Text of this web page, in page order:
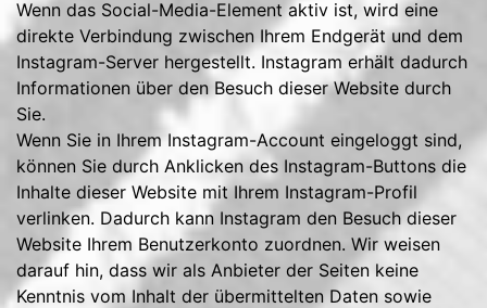
Wenn das Social-Media-Element aktiv ist, wird eine
direkte Verbindung zwischen Ihrem Endgerät und dem
Instagram-Server hergestellt. Instagram erhält dadurch
Informationen über den Besuch dieser Website durch
Sie.
Wenn Sie in Ihrem Instagram-Account eingeloggt sind,
können Sie durch Anklicken des Instagram-Buttons die
Inhalte dieser Website mit Ihrem Instagram-Profil
verlinken. Dadurch kann Instagram den Besuch dieser
Website Ihrem Benutzerkonto zuordnen. Wir weisen
darauf hin, dass wir als Anbieter der Seiten keine
Kenntnis vom Inhalt der übermittelten Daten sowie